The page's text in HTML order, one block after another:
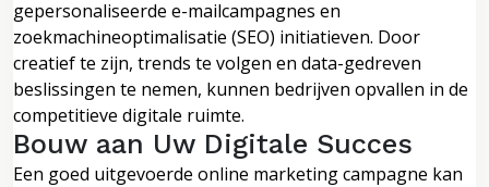
gepersonaliseerde e-mailcampagnes en
zoekmachineoptimalisatie (SEO) initiatieven. Door
creatief te zijn, trends te volgen en data-gedreven
beslissingen te nemen, kunnen bedrijven opvallen in de
competitieve digitale ruimte.
Bouw aan Uw Digitale Succes
Een goed uitgevoerde online marketing campagne kan